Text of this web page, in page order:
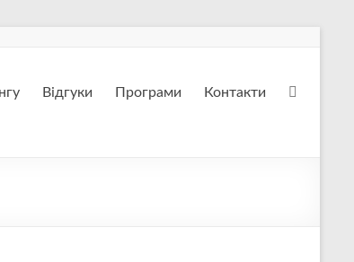
Відгуки Програми Контакти